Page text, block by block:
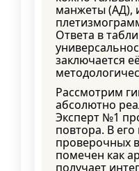
манжеты (АД),
Ответа в
заключается
Рассмотрим
абсолютно
Эксперт №1
повтора. В
проверочных
помечен как
получает